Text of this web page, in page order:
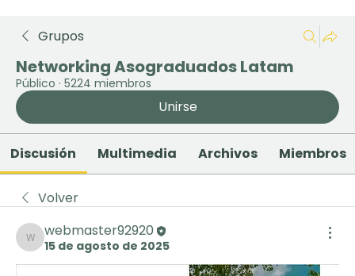
Grupos
Networking Asograduados Latam
Público · 5224 miembros
Unirse
Discusión Multimedia Archivos Miembros
Volver
webmaster92920
webmaster92920
15 de agosto de 2025